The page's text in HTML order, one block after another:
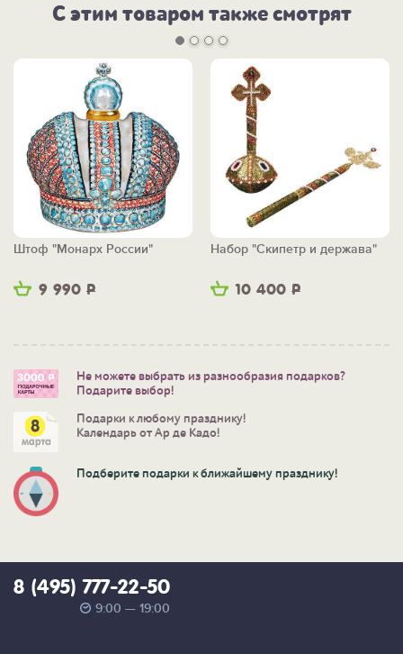
С этим товаром также смотрят
9 990 Р
Штоф "Монарх России"
10 400 Р
Набор "Скипетр и держава"
Не можете выбрать из разнообразия подарков?
Подарите выбор!
Подарки к любому празднику!
Календарь от Ар де Кадо!
Подберите подарки к ближайшему празднику!
8 (495) 777-22-50
9:00 — 19:00